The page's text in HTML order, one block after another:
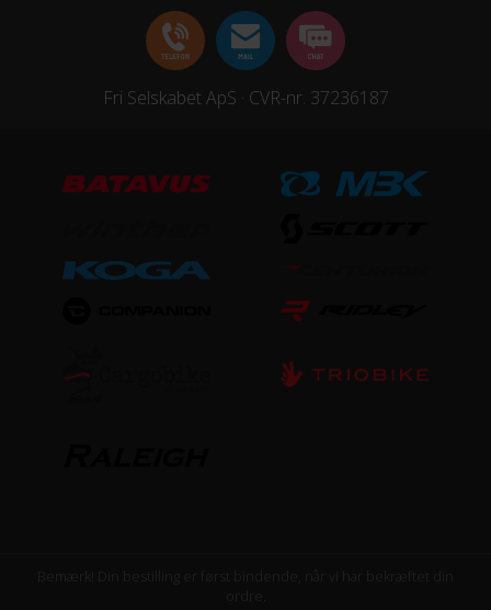
Fri Selskabet ApS · CVR-nr. 37236187